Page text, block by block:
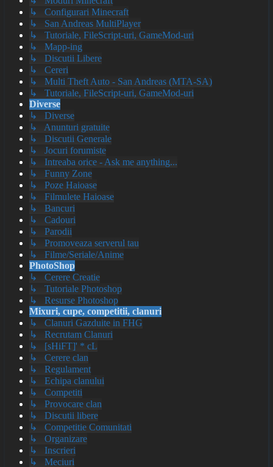
↳ Configurari Minecraft
↳ San Andreas MultiPlayer
↳ Tutoriale, FileScript-uri, GameMod-uri
↳ Mapp-ing
↳ Discutii Libere
↳ Cereri
↳ Multi Theft Auto - San Andreas (MTA-SA)
↳ Tutoriale, FileScript-uri, GameMod-uri
Diverse
↳ Diverse
↳ Anunturi gratuite
↳ Discutii Generale
↳ Jocuri forumiste
↳ Intreaba orice - Ask me anything...
↳ Funny Zone
↳ Poze Haioase
↳ Filmulete Haioase
↳ Bancuri
↳ Cadouri
↳ Parodii
↳ Promoveaza serverul tau
↳ Filme/Seriale/Anime
PhotoShop
↳ Cerere Creatie
↳ Tutoriale Photoshop
↳ Resurse Photoshop
Mixuri, cupe, competitii, clanuri
↳ Clanuri Gazduite in FHG
↳ Recrutam Clanuri
↳ [sHiFT]' * cL
↳ Cerere clan
↳ Regulament
↳ Echipa clanului
↳ Competiti
↳ Provocare clan
↳ Discutii libere
↳ Competitie Comunitati
↳ Organizare
↳ Inscrieri
↳ Meciuri